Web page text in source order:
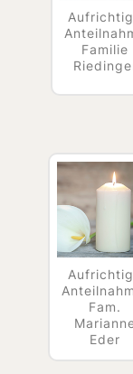
Familie
Fam.
Eder